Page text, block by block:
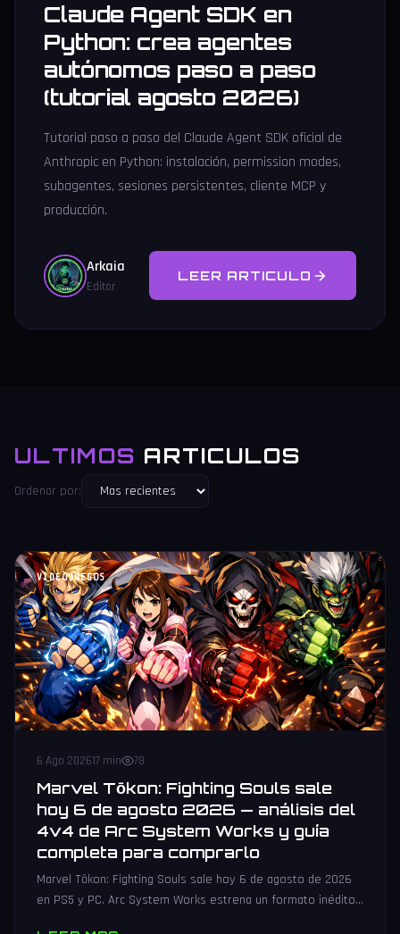
Claude Agent SDK en
Python: crea agentes
autónomos paso a paso
(tutorial agosto 2026)
Tutorial paso a paso del Claude Agent SDK oficial de
Anthropic en Python: instalación, permission modes,
subagentes, sesiones persistentes, cliente MCP y
producción.
Arkaia
Editor
LEER ARTICULO
ULTIMOS ARTICULOS
Ordenar por:
VIDEOJUEGOS
6 Ago 202617 min 78
Marvel Tōkon: Fighting Souls sale
hoy 6 de agosto 2026 — análisis del
4v4 de Arc System Works y guía
completa para comprarlo
Marvel Tōkon: Fighting Souls sale hoy 6 de agosto de 2026
en PS5 y PC. Arc System Works estrena un formato inédito